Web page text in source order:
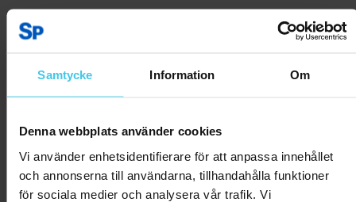
Samtycke Information Om
Denna webbplats använder cookies
Vi använder enhetsidentifierare för att anpassa innehållet
och annonserna till användarna, tillhandahålla funktioner
för sociala medier och analysera vår trafik. Vi
Kundrecensioner
detta
hjälp?
Rapportera som olämplig